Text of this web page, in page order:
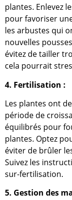
plantes. Enlevez
pour favoriser
les arbustes qui
nouvelles
évitez de tailler
cela pourrait
4. Fertilisation :
Les plantes ont
période de
équilibrés pour
plantes. Optez
éviter de brûler
Suivez les
sur-fertilisation.
5. Gestion des